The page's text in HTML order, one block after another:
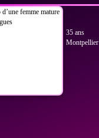
35 ans
Montpellier